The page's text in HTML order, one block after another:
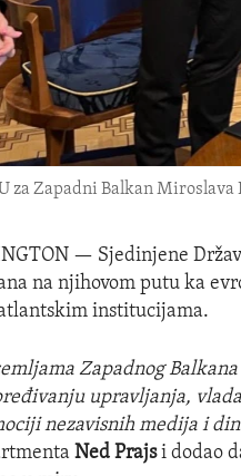
za Zapadni Balkan
— Sjedinjene
na njihovom putu ka
institucijama.
Zapadnog
upravljanja,
nezavisnih medija i
Ned Prajsi dodao